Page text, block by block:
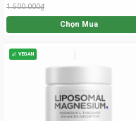
1.500.000₫
Chọn Mua
VEGAN